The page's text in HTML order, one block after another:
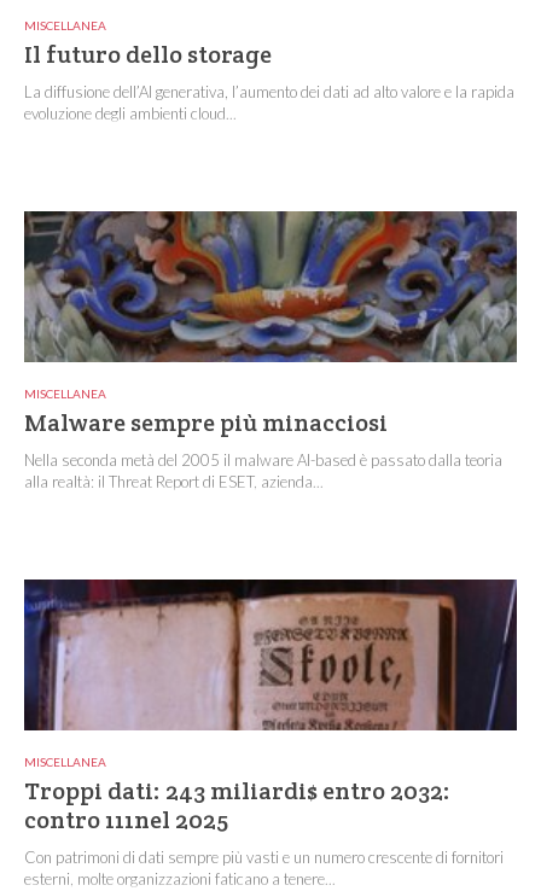
MISCELLANEA
Il futuro dello storage
La diffusione dell’AI generativa, l’aumento dei dati ad alto valore e la rapida
evoluzione degli ambienti cloud...
MISCELLANEA
Malware sempre più minacciosi
Nella seconda metà del 2005 il malware AI-based è passato dalla teoria
alla realtà: il Threat Report di ESET, azienda...
MISCELLANEA
Troppi dati: 243 miliardi$ entro 2032:
contro 111nel 2025
Con patrimoni di dati sempre più vasti e un numero crescente di fornitori
esterni, molte organizzazioni faticano a tenere...